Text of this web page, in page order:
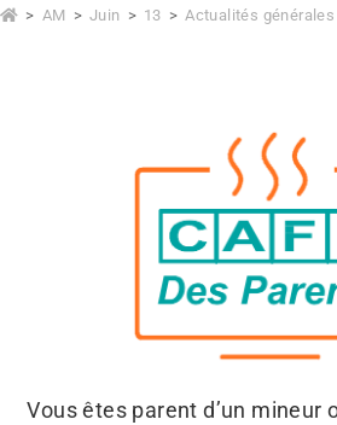
> AM > Juin > 13 > Actualités générales
Vous êtes parent d’un mineur